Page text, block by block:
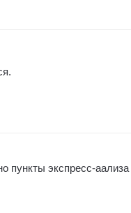
пункты экспресс-